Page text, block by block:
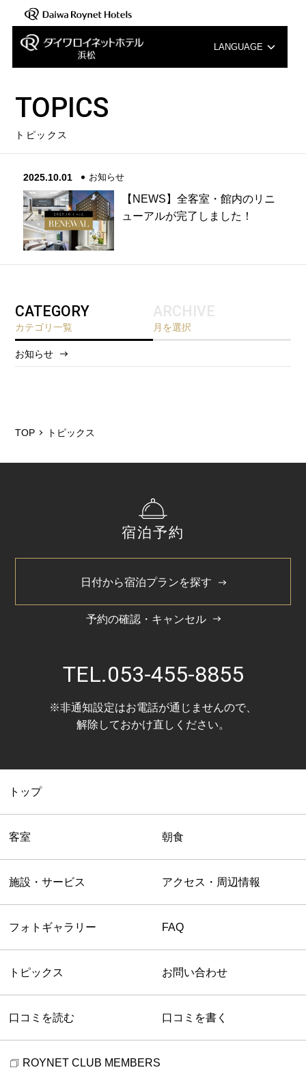
LANGUAGE
TOPICS
トピックス
2025.10.01 お知らせ
【NEWS】全客室・館内のリニ
ューアルが完了しました！
CATEGORY
カテゴリ一覧
お知らせ
ARCHIVE
月を選択
2026/6
2025/3
TOP トピックス
宿泊予約
日付から宿泊プランを探す
予約の確認・キャンセル
TEL.053-455-8855
※非通知設定はお電話が通じませんので、
解除しておかけ直しください。
トップ
客室 朝食
施設・サービス アクセス・周辺情報
フォトギャラリー FAQ
トピックス お問い合わせ
口コミを読む 口コミを書く
ROYNET CLUB MEMBERS